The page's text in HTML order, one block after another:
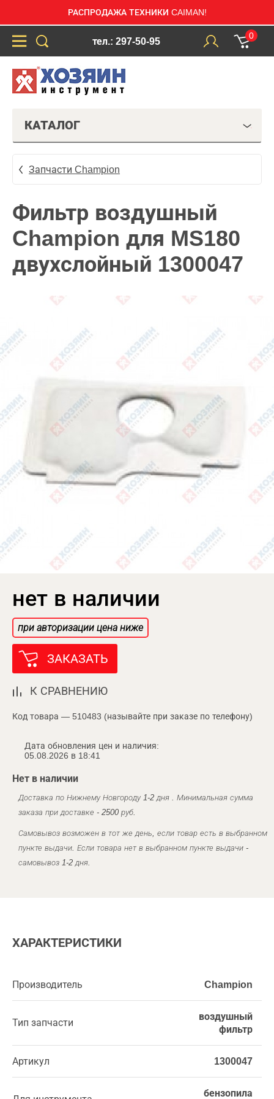
РАСПРОДАЖА ТЕХНИКИ CAIMAN!
тел.: 297-50-95
0
КАТАЛОГ
Запчасти Champion
Фильтр воздушный
Champion для MS180
двухслойный 1300047
нет в наличии
при авторизации цена ниже
ЗАКАЗАТЬ
К СРАВНЕНИЮ
Код товара — 510483 (называйте при заказе по телефону)
Дата обновления цен и наличия:
05.08.2026 в 18:41
Нет в наличии
Доставка по Нижнему Новгороду 1-2 дня . Минимальная сумма
заказа при доставке - 2500 руб.
Самовывоз возможен в тот же день, если товар есть в выбранном
пункте выдачи. Если товара нет в выбранном пункте выдачи -
самовывоз 1-2 дня.
ХАРАКТЕРИСТИКИ
Производитель Champion
Тип запчасти
воздушный
фильтр
Артикул 1300047
бензопила